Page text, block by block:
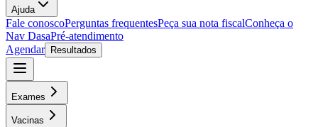
Ajuda
Fale conoscoPerguntas frequentesPeça sua nota fiscalConheça o
Nav DasaPré-atendimento
Agendar
Resultados
Exames
Vacinas